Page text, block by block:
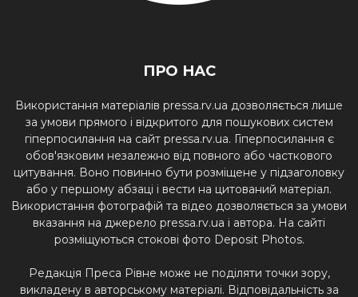
ПРО НАС
Використання матеріалів pressa.rv.ua дозволяється лише
за умови прямого і відкритого для пошукових систем
гіперпосилання на сайт pressa.rv.ua. Гіперпосилання є
обов'язковим незалежно від повного або часткового
цитування. Воно повинно бути розміщене у підзаголовку
або у першому абзаці і вести на цитований матеріал.
Використання фотографій та відео дозволяється за умови
вказання на джерело pressa.rv.ua і автора. На сайті
розміщуються стокові фото Deposit Photos.
Редакція Преса Рівне може не поділяти точки зору,
викладену в авторському матеріалі. Відповідальність за